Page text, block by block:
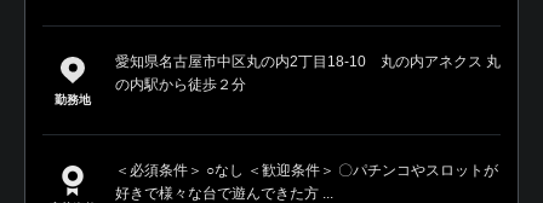
勤務地
愛知県名古屋市中区丸の内2丁目18-10 丸の内アネクス 丸
の内駅から徒歩２分
＜必須条件＞ ○なし ＜歓迎条件＞ 〇パチンコやスロットが
好きで様々な台で遊んできた方 ...